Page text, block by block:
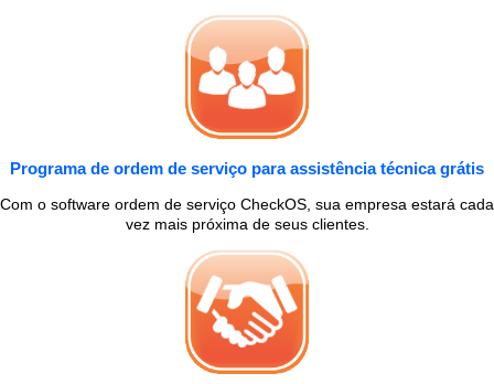
Programa de ordem de serviço para assistência técnica grátis
Com o software ordem de serviço CheckOS, sua empresa estará cada
vez mais próxima de seus clientes.